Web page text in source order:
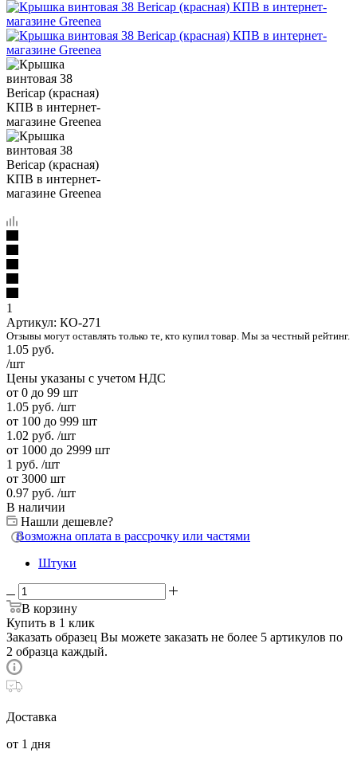
1
Артикул: КО-271
Отзывы могут оставлять только те, кто купил товар. Мы за честный рейтинг.
1.05 руб.
/шт
Цены указаны с учетом НДС
от 0 до 99 шт
1.05 руб. /шт
от 100 до 999 шт
1.02 руб. /шт
от 1000 до 2999 шт
1 руб. /шт
от 3000 шт
0.97 руб. /шт
В наличии
Нашли дешевле?
Возможна оплата в рассрочку или частями
Штуки
В корзину
Купить в 1 клик
Заказать образец Вы можете заказать не более 5 артикулов по
2 образца каждый.
Доставка
от 1 дня